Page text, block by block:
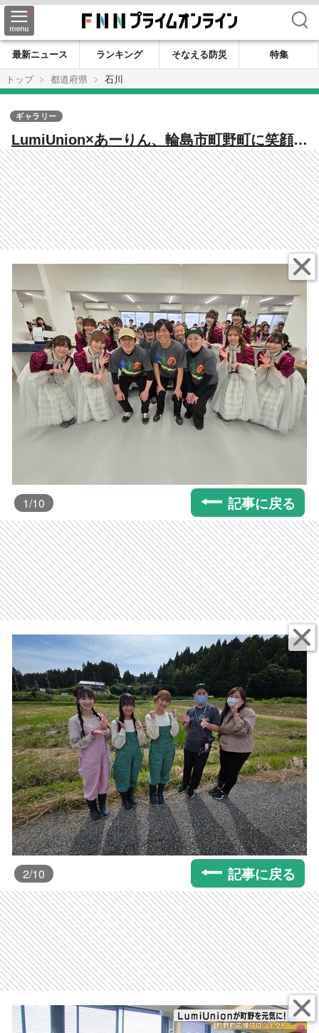
検索
最新ニュース ランキング そなえる防災
特集
トップ
都道府県 石川
LumiUnion×あーりん、輪島市町野町に笑顔と
活気を。「歌って踊って、パフォーマンスを
見て笑顔になっていただくことがアイドルと
して一番できること」
ギャラリー
1/10 記事に戻る
2/10 記事に戻る